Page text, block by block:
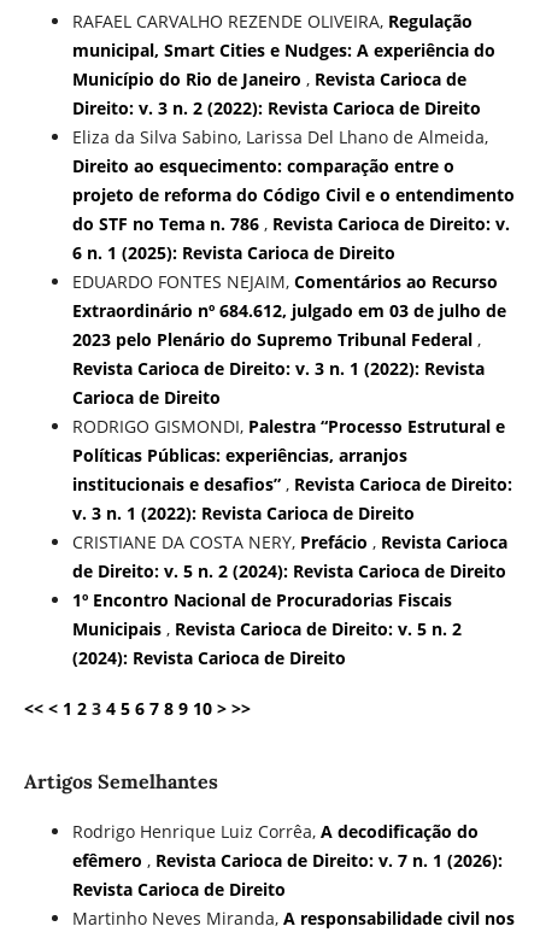
RAFAEL CARVALHO REZENDE OLIVEIRA, Regulação
municipal, Smart Cities e Nudges: A experiência do
Município do Rio de Janeiro , Revista Carioca de
Direito: v. 3 n. 2 (2022): Revista Carioca de Direito
Eliza da Silva Sabino, Larissa Del Lhano de Almeida,
Direito ao esquecimento: comparação entre o
projeto de reforma do Código Civil e o entendimento
do STF no Tema n. 786 , Revista Carioca de Direito: v.
6 n. 1 (2025): Revista Carioca de Direito
EDUARDO FONTES NEJAIM, Comentários ao Recurso
Extraordinário nº 684.612, julgado em 03 de julho de
2023 pelo Plenário do Supremo Tribunal Federal ,
Revista Carioca de Direito: v. 3 n. 1 (2022): Revista
Carioca de Direito
RODRIGO GISMONDI, Palestra “Processo Estrutural e
Políticas Públicas: experiências, arranjos
institucionais e desafios” , Revista Carioca de Direito:
v. 3 n. 1 (2022): Revista Carioca de Direito
CRISTIANE DA COSTA NERY, Prefácio , Revista Carioca
de Direito: v. 5 n. 2 (2024): Revista Carioca de Direito
1º Encontro Nacional de Procuradorias Fiscais
Municipais , Revista Carioca de Direito: v. 5 n. 2
(2024): Revista Carioca de Direito
<< < 1 2 3 4 5 6 7 8 9 10 > >>
Artigos Semelhantes
Rodrigo Henrique Luiz Corrêa, A decodificação do
efêmero , Revista Carioca de Direito: v. 7 n. 1 (2026):
Revista Carioca de Direito
Martinho Neves Miranda, A responsabilidade civil nos